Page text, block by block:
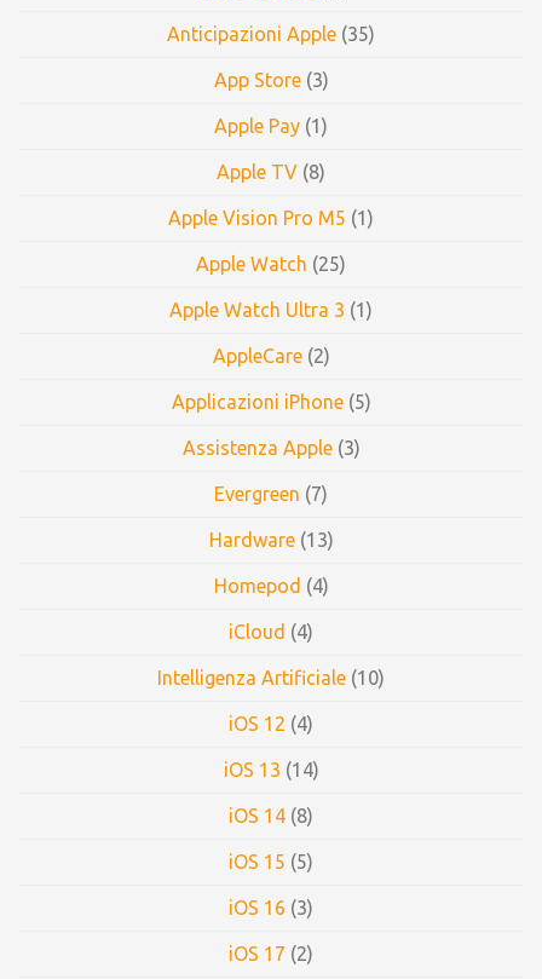
Anticipazioni Apple (35)
App Store(3)
Apple Pay (1)
Apple TV (8)
Apple Vision Pro M5 (1)
Apple Watch (25)
Apple Watch Ultra 3 (1)
AppleCare(2)
Applicazioni iPhone(5)
Assistenza Apple(3)
Evergreen (7)
Hardware(13)
Homepod (4)
iCloud (4)
Intelligenza Artificiale (10)
iOS 12 (4)
iOS 13 (14)
iOS 14 (8)
iOS 15 (5)
iOS 16 (3)
iOS 17 (2)